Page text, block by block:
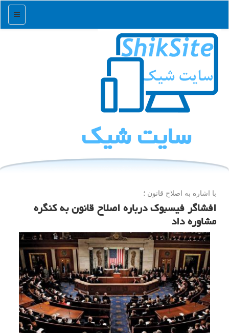
منو
سایت شیك
با اشاره به اصلاح قانون ؛
افشاگر فیسبوک درباره اصلاح قانون به کنگره
مشاوره داد